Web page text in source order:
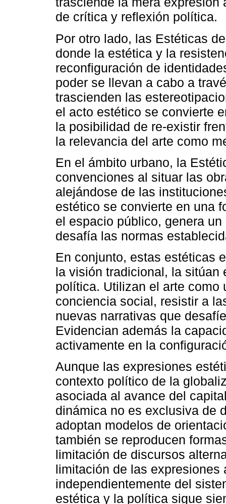
de crítica y reflexión política.
Por otro lado, las Estéticas
donde la estética y la
reconfiguración de
poder se llevan a cabo a
trascienden las
el acto estético se convierte
la posibilidad de re-existir
la relevancia del arte como
En el ámbito urbano, la
convenciones al situar las
alejándose de las
estético se convierte en una
el espacio público, genera
desafía las normas
En conjunto, estas estéticas
la visión tradicional, la sitúan
política. Utilizan el arte como
conciencia social, resistir a
nuevas narrativas que
Evidencian además la
activamente en la
Aunque las expresiones
contexto político de la
asociada al avance del
dinámica no es exclusiva de
adoptan modelos de
también se reproducen
limitación de discursos
limitación de las
independientemente del
estética y la política sigue